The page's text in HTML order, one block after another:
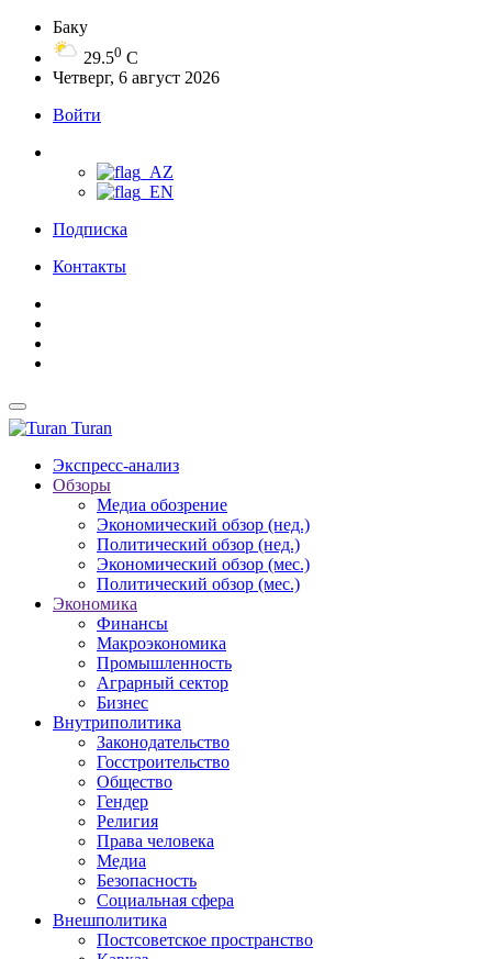
Баку
29.50 C
Четверг, 6 август 2026
Войти
Подписка
Контакты
Turan
Экспресс-анализ
Обзоры
Медиа обозрение
Экономический обзор (нед.)
Политический обзор (нед.)
Экономический обзор (мес.)
Политический обзор (мес.)
Экономика
Финансы
Макроэкономика
Промышленность
Аграрный сектор
Бизнес
Внутриполитика
Законодательство
Госстроительство
Общество
Гендер
Религия
Права человека
Медиа
Безопасность
Социальная сфера
Внешполитика
Постсоветское пространство